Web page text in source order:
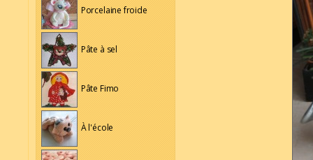
Porcelaine froide
Pâte à sel
Pâte Fimo
À l'école